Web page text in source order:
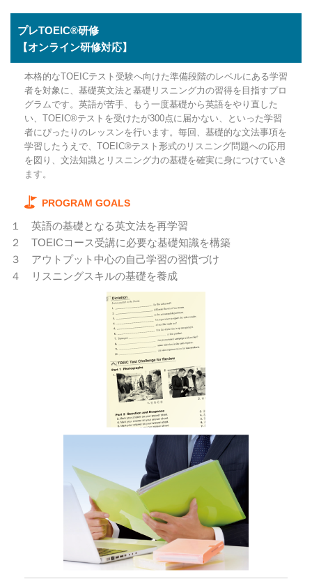
プレTOEIC®研修
【オンライン研修対応】
本格的なTOEICテスト受験へ向けた準備段階のレベルにある学習
者を対象に、基礎英文法と基礎リスニング力の習得を目指すプロ
グラムです。英語が苦手、もう一度基礎から英語をやり直した
い、TOEIC®テストを受けたが300点に届かない、といった学習
者にぴったりのレッスンを行います。毎回、基礎的な文法事項を
学習したうえで、TOEIC®テスト形式のリスニング問題への応用
を図り、文法知識とリスニング力の基礎を確実に身につけていき
ます。
PROGRAM GOALS
１
英語の基礎となる英文法を再学習
２
TOEICコース受講に必要な基礎知識を構築
３
アウトプット中心の自己学習の習慣づけ
４
リスニングスキルの基礎を養成